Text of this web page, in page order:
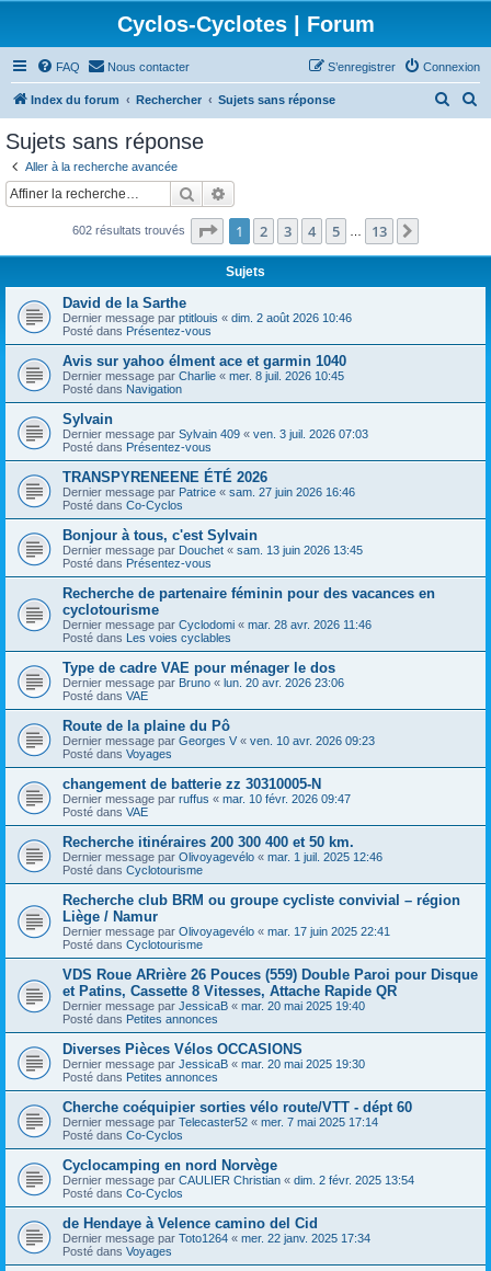
Cyclos-Cyclotes | Forum
FAQ Nous contacter Connexion
S’enregistrer
Index du forum Rechercher Sujets sans réponse
c
c
Sujets sans réponse
Aller à la recherche avancée
Rechercher
602 résultats trouvés Page 1sur13
1 2 3 4 5 13
Sujets
David de la Sarthe
Dernier message par ptitlouis « dim. 2 août 2026 10:46
Posté dans Présentez-vous
Avis sur yahoo élment ace et garmin 1040
Dernier message par Charlie « mer. 8 juil. 2026 10:45
Posté dans Navigation
Sylvain
Dernier message par Sylvain 409 « ven. 3 juil. 2026 07:03
Posté dans Présentez-vous
TRANSPYRENEENE ÉTÉ 2026
Dernier message par Patrice « sam. 27 juin 2026 16:46
Posté dans Co-Cyclos
Bonjour à tous, c'est Sylvain
Dernier message par Douchet « sam. 13 juin 2026 13:45
Posté dans Présentez-vous
Recherche de partenaire féminin pour des vacances en
cyclotourisme
Dernier message par Cyclodomi « mar. 28 avr. 2026 11:46
Posté dans Les voies cyclables
Type de cadre VAE pour ménager le dos
Dernier message par Bruno « lun. 20 avr. 2026 23:06
Posté dans VAE
Route de la plaine du Pô
Dernier message par Georges V « ven. 10 avr. 2026 09:23
Posté dans Voyages
changement de batterie zz 30310005-N
Dernier message par ruffus « mar. 10 févr. 2026 09:47
Posté dans VAE
Recherche itinéraires 200 300 400 et 50 km.
Dernier message par Olivoyagevélo « mar. 1 juil. 2025 12:46
Posté dans Cyclotourisme
Recherche club BRM ou groupe cycliste convivial – région
Liège / Namur
Dernier message par Olivoyagevélo « mar. 17 juin 2025 22:41
Posté dans Cyclotourisme
VDS Roue ARrière 26 Pouces (559) Double Paroi pour Disque
et Patins, Cassette 8 Vitesses, Attache Rapide QR
Dernier message par JessicaB « mar. 20 mai 2025 19:40
Posté dans Petites annonces
Diverses Pièces Vélos OCCASIONS
Dernier message par JessicaB « mar. 20 mai 2025 19:30
Posté dans Petites annonces
Cherche coéquipier sorties vélo route/VTT - dépt 60
Dernier message par Telecaster52 « mer. 7 mai 2025 17:14
Posté dans Co-Cyclos
Cyclocamping en nord Norvège
Dernier message par CAULIER Christian « dim. 2 févr. 2025 13:54
Posté dans Co-Cyclos
de Hendaye à Velence camino del Cid
Dernier message par Toto1264 « mer. 22 janv. 2025 17:34
Posté dans Voyages